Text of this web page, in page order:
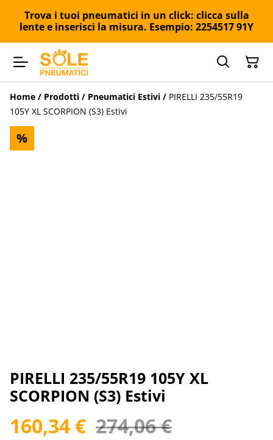
Trova i tuoi pneumatici in un click: clicca sulla
lente e inserisci la misura. Esempio: 2254517 91Y
Home / Prodotti / Pneumatici Estivi / PIRELLI 235/55R19
105Y XL SCORPION (S3) Estivi
%
PIRELLI 235/55R19 105Y XL
SCORPION (S3) Estivi
160,34 € 274,06 €